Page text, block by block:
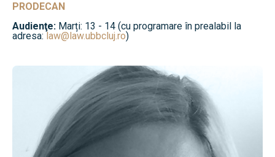
PRODECAN
Audienţe: Marți: 13 - 14 (cu programare în prealabil la
adresa:law@law.ubbcluj.ro)